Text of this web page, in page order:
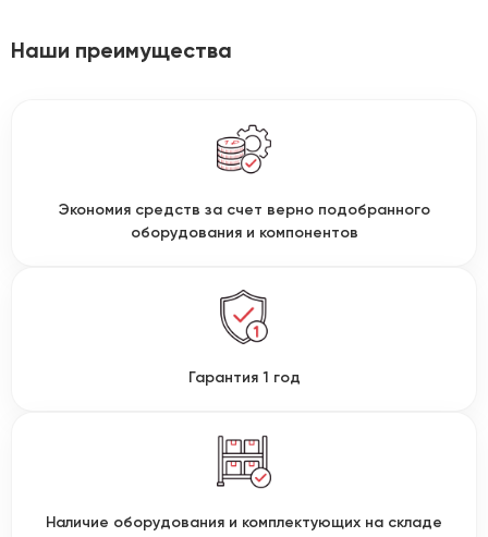
Наши преимущества
Экономия средств за счет верно подобранного
оборудования и компонентов
Гарантия 1 год
Наличие оборудования и комплектующих на складе